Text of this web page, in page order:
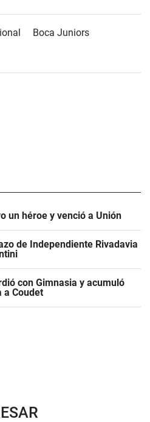
Boca Juniors
un héroe y venció a Unión
de Independiente Rivadavia
con Gimnasia y acumuló
a Coudet